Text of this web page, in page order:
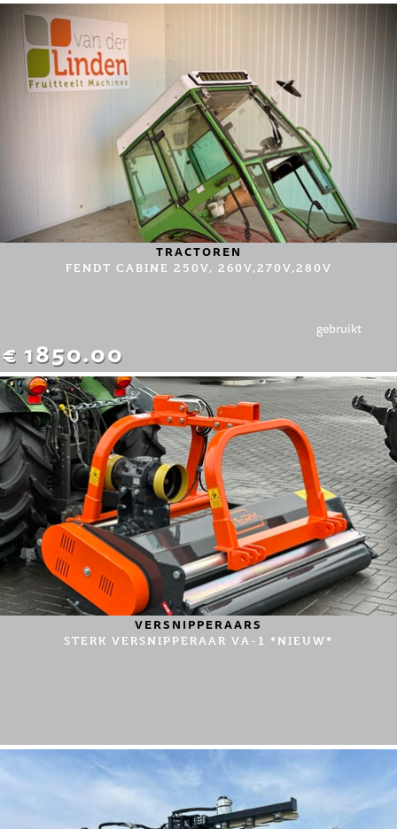
TRACTOREN
FENDT CABINE 250V, 260V,270V,280V
€ 1850.00
gebruikt
VERSNIPPERAARS
STERK VERSNIPPERAAR VA-1 *NIEUW*